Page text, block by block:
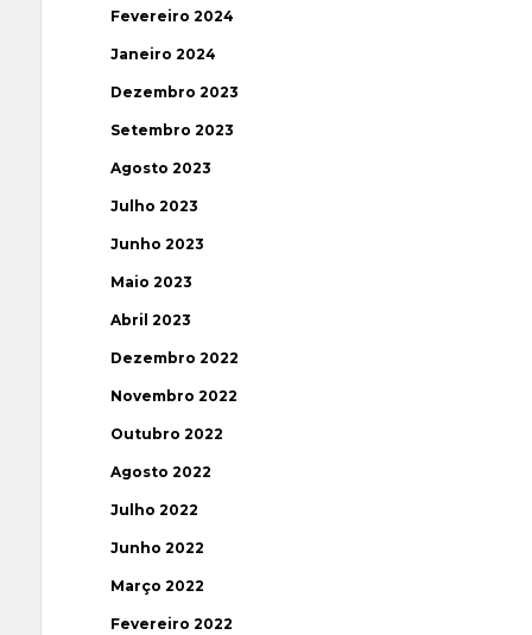
Fevereiro 2024
Janeiro 2024
Dezembro 2023
Setembro 2023
Agosto 2023
Julho 2023
Junho 2023
Maio 2023
Abril 2023
Dezembro 2022
Novembro 2022
Outubro 2022
Agosto 2022
Julho 2022
Junho 2022
Março 2022
Fevereiro 2022